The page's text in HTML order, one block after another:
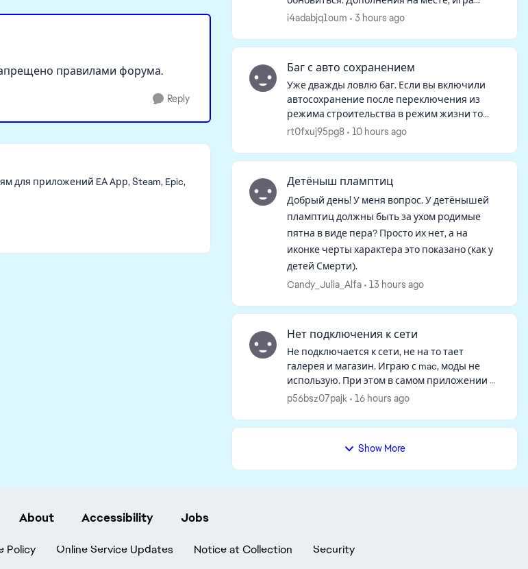
правилами форума.
Reply
для приложений EA Арр, Steam, Epic,
загрузилась, но семьи на начальном экране
игра гр...
i4adabjq1oum 3 hours ago
Баг с авто сохранением
Уже дважды ловлю баг. Если вы включили
автосохранение после переключения из
режима строительства в режим жизни то
после того как вы в режиме строительства
жизни, в...
rt0fxuj95pg8 10 hours ago
Детёныш пламптиц
Добрый день! У меня вопрос. У детёнышей
пламптиц должны быть за ухом родимые
пятна в виде пера? Просто их нет, а на
иконке черты характера это показано (как у
детей Смерти).
Candy_Julia_Alfa
13 hours ago
Нет подключения к сети
Не подключается к сети, не на то тает
галерея и магазин. Играю с mac, моды не
использую. При этом в самом приложении в
интернет заходит, а в игре нет. Удалила файл
p56bsz07pajk 16 hours ago
Show More
About Accessibility Jobs
Policy Online Service Updates Notice at Collection Security